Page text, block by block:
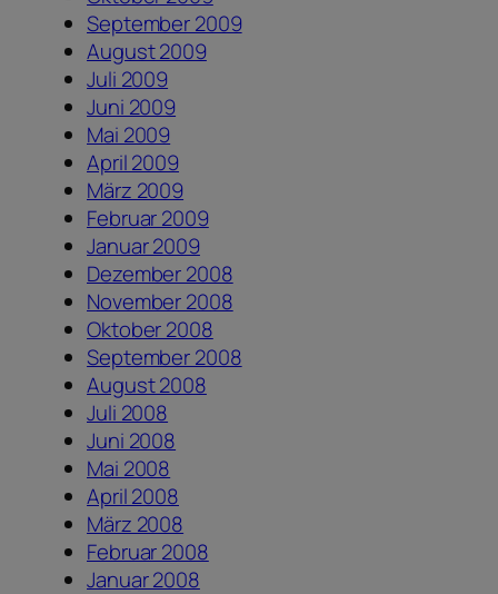
September 2009
August 2009
Juli 2009
Juni 2009
Mai 2009
April 2009
März 2009
Februar 2009
Januar 2009
Dezember 2008
November 2008
Oktober 2008
September 2008
August 2008
Juli 2008
Juni 2008
Mai 2008
April 2008
März 2008
Februar 2008
Januar 2008